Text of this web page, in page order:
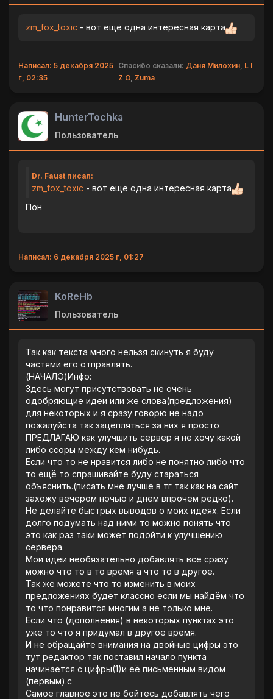
zm_fox_toxic - вот ещё одна интересная карта
Написал: 5 декабря 2025
г, 02:35
Спасибо сказали: Даня Милохин, L I
Z O, Zuma
HunterTochka
Пользователь
Dr. Faust писал:
zm_fox_toxic - вот ещё одна интересная карта
Пон
Написал: 6 декабря 2025 г, 01:27
KoReHb
Пользователь
Так как текста много нельзя скинуть я буду
частями его отправлять.
(НАЧАЛО)Инфо:
Здесь могут присутствовать не очень
одобряющие идеи или же слова(предложения)
для некоторых и я сразу говорю не надо
пожалуйста так зацепляться за них я просто
ПРЕДЛАГАЮ как улучшить сервер я не хочу какой
либо ссоры между кем нибудь.
Если что то не нравится либо не понятно либо что
то ещё то спрашивайте буду стараться
объяснить.(писать мне лучше в тг так как на сайт
захожу вечером ночью и днём впрочем редко).
Не делайте быстрых выводов о моих идеях. Если
долго подумать над ними то можно понять что
это как раз таки может подойти к улучшению
сервера.
Мои идеи необязательно добавлять все сразу
можно что то в то время а что то в другое.
Так же можете что то изменить в моих
предложениях будет классно если мы найдём что
то что понравится многим а не только мне.
Если что (дополнения) в некоторых пунктах это
уже то что я придумал в другое время.
И не обращайте внимания на двойные цифры это
тут редактор так поставил начало пункта
начинается с цифры(1)и её письменным видом
(первым).с
Самое главное это не бойтесь добавлять чего